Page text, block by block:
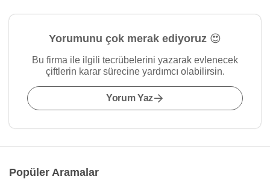
Yorumunu çok merak ediyoruz 😍
Bu firma ile ilgili tecrübelerini yazarak evlenecek
çiftlerin karar sürecine yardımcı olabilirsin.
Yorum Yaz
Popüler Aramalar